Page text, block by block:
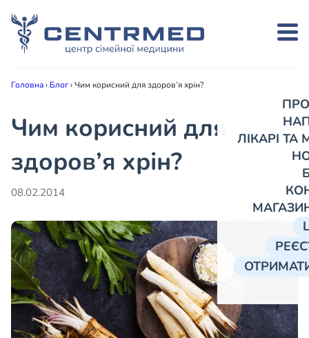
ЛІКАРІ
Головна› Блог›Чим корисний для здоров’я хрін?
Чим корисний для
здоров’я хрін?
08.02.2014